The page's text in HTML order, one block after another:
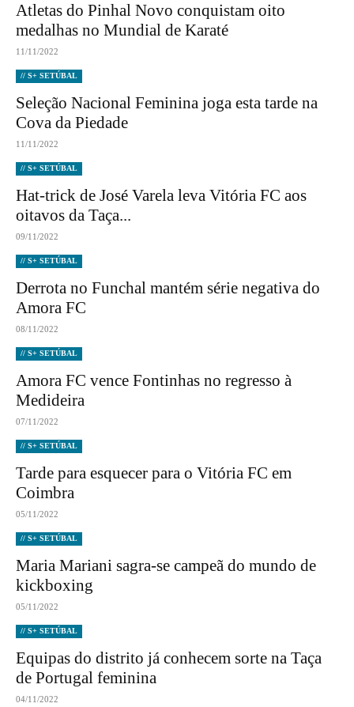
Atletas do Pinhal Novo conquistam oito
medalhas no Mundial de Karaté
11/11/2022
// S+ SETÚBAL
Seleção Nacional Feminina joga esta tarde na
Cova da Piedade
11/11/2022
// S+ SETÚBAL
Hat-trick de José Varela leva Vitória FC aos
oitavos da Taça...
09/11/2022
// S+ SETÚBAL
Derrota no Funchal mantém série negativa do
Amora FC
08/11/2022
// S+ SETÚBAL
Amora FC vence Fontinhas no regresso à
Medideira
07/11/2022
// S+ SETÚBAL
Tarde para esquecer para o Vitória FC em
Coimbra
05/11/2022
// S+ SETÚBAL
Maria Mariani sagra-se campeã do mundo de
kickboxing
05/11/2022
// S+ SETÚBAL
Equipas do distrito já conhecem sorte na Taça
de Portugal feminina
04/11/2022